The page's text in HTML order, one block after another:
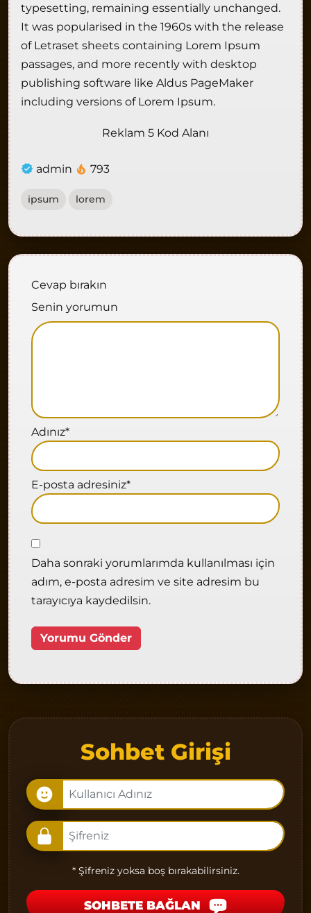
typesetting, remaining essentially unchanged.
It was popularised in the 1960s with the release
of Letraset sheets containing Lorem Ipsum
passages, and more recently with desktop
publishing software like Aldus PageMaker
including versions of Lorem Ipsum.
Reklam 5 Kod Alanı
admin 793
ipsum lorem
Cevap bırakın
Senin yorumun
Adınız*
E-posta adresiniz*
Daha sonraki yorumlarımda kullanılması için
adım, e-posta adresim ve site adresim bu
tarayıcıya kaydedilsin.
Sohbet Girişi
* Şifreniz yoksa boş bırakabilirsiniz.
SOHBETE BAĞLAN